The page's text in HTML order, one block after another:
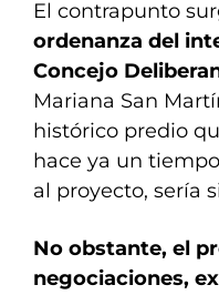
El contrapunto
ordenanza del
Concejo
Mariana San
histórico predio
hace ya un
al proyecto, sería
No obstante, el
negociaciones,